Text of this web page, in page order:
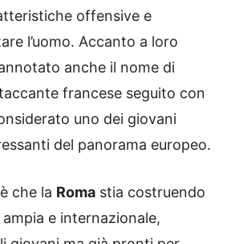
offensive e
l’uomo. Accanto a loro
anche il nome di
francese seguito con
uno dei giovani
del panorama europeo.
che la Roma stia costruendo
e internazionale,